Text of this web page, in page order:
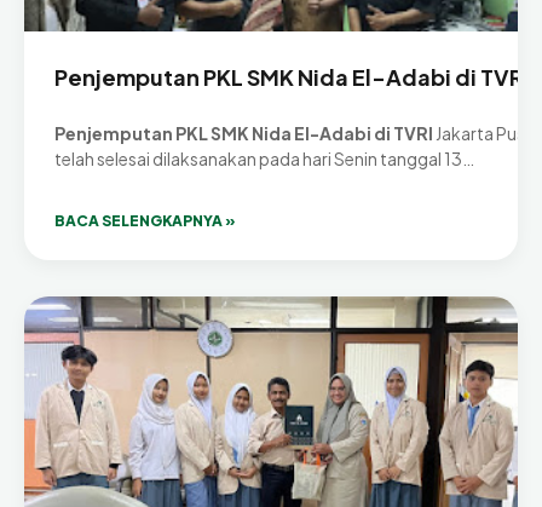
Penjemputan PKL SMK Nida El-Adabi di TVRI
Penjemputan PKL SMK Nida El-Adabi di TVRI Jakarta Pusat
telah selesai dilaksanakan pada hari Senin tanggal 13…
BACA SELENGKAPNYA »